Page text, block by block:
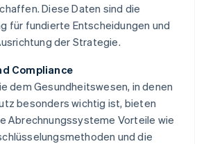
Diese Daten sind die
für fundierte Entscheidungen und
der Strategie.
Compliance
dem Gesundheitswesen, in denen
besonders wichtig ist, bieten
Abrechnungssysteme Vorteile wie
und die